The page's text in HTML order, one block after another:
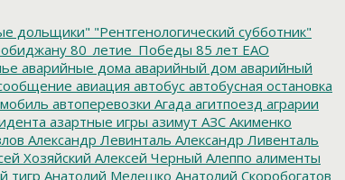
дольщики" "Рентгенологический субботник"
80_летие_Победы 85 лет ЕАО
аварийные дома аварийный дом аварийный
авиация автобус автобусная остановка
автоперевозки Агада агитпоезд аграрии
азартные игры азимут АЗС Акименко
Александр Левинталь Александр Ливенталь
Хозяйский Алексей Черный Алеппо алименты
тигр Анатолий Мелешко Анатолий Скоробогатов